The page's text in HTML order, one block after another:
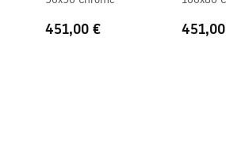
150mm
451,00 € 451,00 €